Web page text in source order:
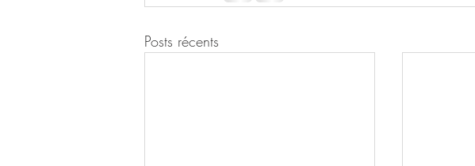
Posts récents